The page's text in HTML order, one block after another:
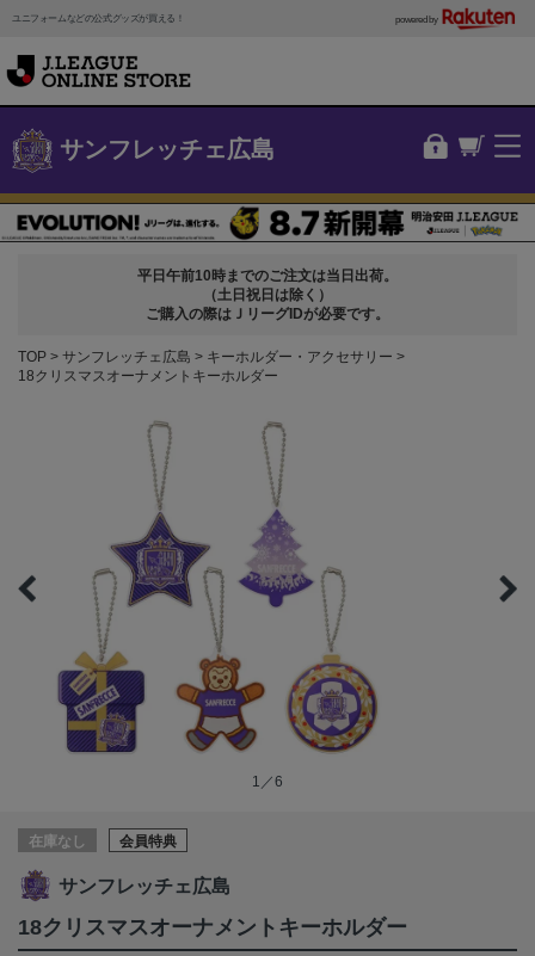
ユニフォームなどの公式グッズが買える！ powered by
サンフレッチェ広島
平日午前10時までのご注文は当日出荷。
（土日祝日は除く）
ご購入の際はＪリーグIDが必要です。
TOP サンフレッチェ広島
キーホルダー・アクセサリー
18クリスマスオーナメントキーホルダー
1／6
在庫なし 会員特典
サンフレッチェ広島
18クリスマスオーナメントキーホルダー